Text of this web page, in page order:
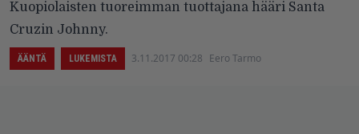
Kuopiolaisten tuoreimman tuottajana hääri Santa
Cruzin Johnny.
ÄÄNTÄ LUKEMISTA 3.11.2017 00:28 Eero Tarmo